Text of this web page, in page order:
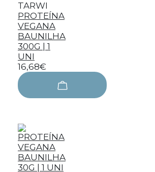
TARWI
PROTEÍNA
VEGANA
BAUNILHA
300G | 1
UNI
16,68€